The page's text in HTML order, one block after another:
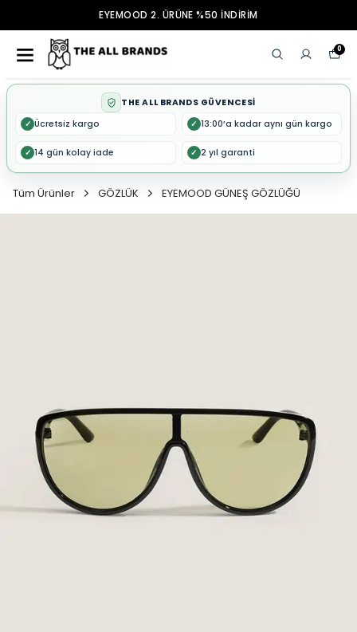
EYEMOOD 2. ÜRÜNE %50 İNDİRİM
0
THE ALL BRANDS GÜVENCESİ
✓ Ücretsiz kargo ✓ 13:00’a kadar aynı gün kargo
✓ 14 gün kolay iade ✓ 2 yıl garanti
Tüm Ürünler GÖZLÜK EYEMOOD GÜNEŞ GÖZLÜĞÜ